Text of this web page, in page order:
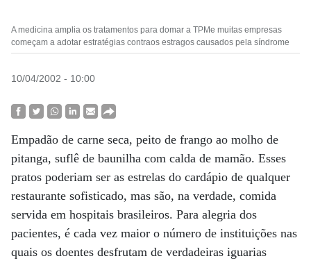
A medicina amplia os tratamentos para domar a TPMe muitas empresas
começam a adotar estratégias contraos estragos causados pela síndrome
10/04/2002 - 10:00
Empadão de carne seca, peito de frango ao molho de
pitanga, suflê de baunilha com calda de mamão. Esses
pratos poderiam ser as estrelas do cardápio de qualquer
restaurante sofisticado, mas são, na verdade, comida
servida em hospitais brasileiros. Para alegria dos
pacientes, é cada vez maior o número de instituições nas
quais os doentes desfrutam de verdadeiras iguarias